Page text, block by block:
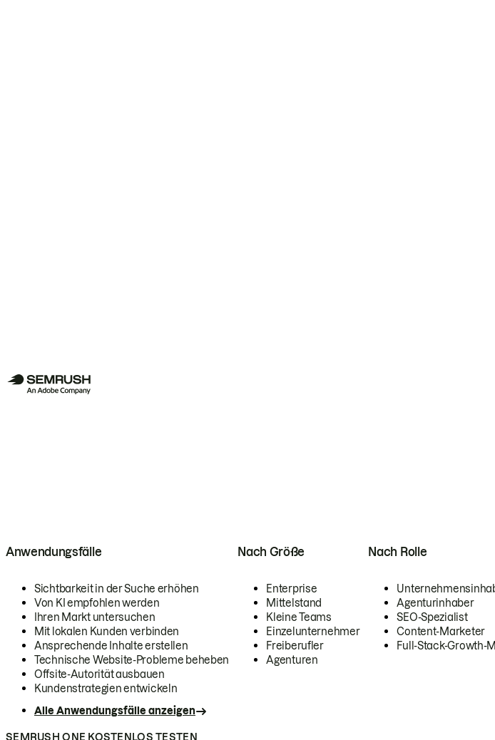
Anwendungsfälle
Sichtbarkeit in der Suche erhöhen
Von KI empfohlen werden
Ihren Markt untersuchen
Mit lokalen Kunden verbinden
Ansprechende Inhalte erstellen
Technische Website-Probleme beheben
Offsite-Autorität ausbauen
Kundenstrategien entwickeln
Alle Anwendungsfälle anzeigen
Nach Größe
Enterprise
Mittelstand
Kleine Teams
Einzelunternehmer
Freiberufler
Agenturen
Nach Rolle
Agenturinhaber
SEO-Spezialist
Content-Marketer
Full-Stack-Growth-
SEMRUSH ONE KOSTENLOS TESTEN